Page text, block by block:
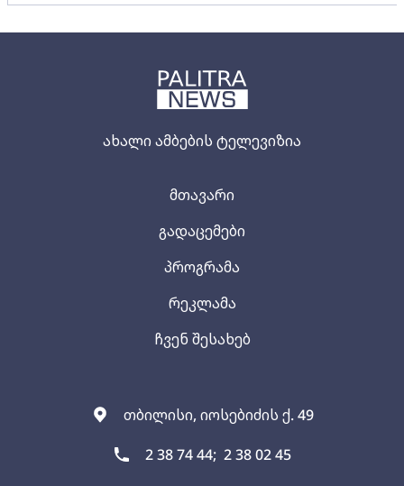
ახალი ამბების ტელევიზია
თბილისი, იოსებიძის ქ. 49
2 38 74 44; 2 38 02 45
მთავარი
გადაცემები
პროგრამა
რეკლამა
ჩვენ შესახებ